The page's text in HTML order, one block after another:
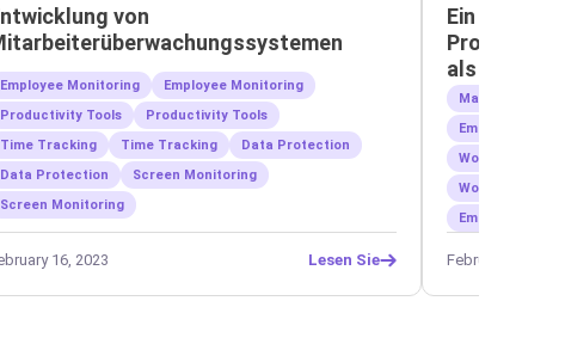
von
Employee Monitoring
Employee Monitoring
Productivity Tools
Productivity Tools
Time Tracking
Time Tracking
Data Protection
Data Protection
Screen Monitoring
Screen Monitoring
16, 2023 Lesen Sie
Ein
als 5 %
Management
Employee
Workforce
Work-Life
Employee
February 5, 2023